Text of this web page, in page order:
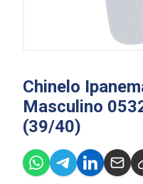
Chinelo
Masculino
(39/40)